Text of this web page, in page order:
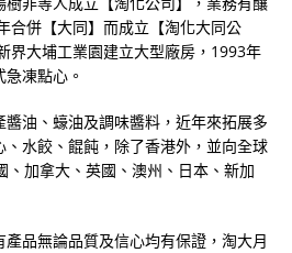
合併【大同】而成立【淘化大同公
界大埔工業園建立大型廠房，1993年
凍點心。
油、蠔油及調味醬料，近年來拓展多
水餃、餛飩，除了香港外，並向全球
、加拿大、英國、澳州、日本、新加
品無論品質及信心均有保證，淘大月